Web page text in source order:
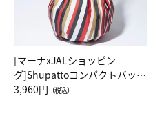
[マーナxJALショッピン
グ]Shupattoコンパクトバッグ
Drop JAL客室乗務員（LC）ス
3,960円 （税込）